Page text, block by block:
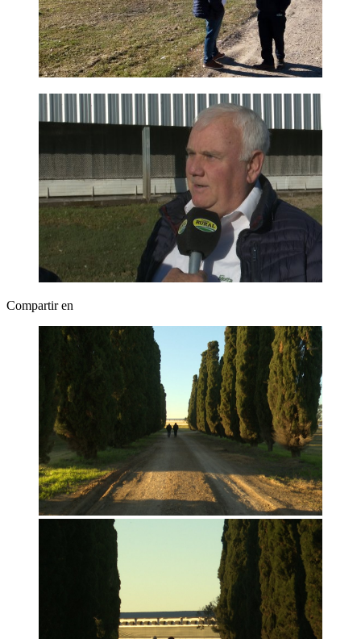
Compartir en